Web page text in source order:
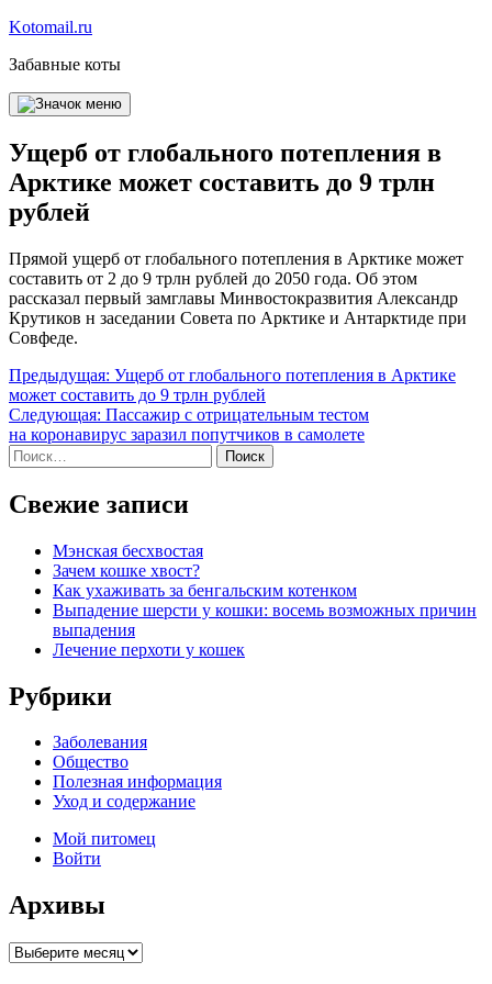
Перейти
содержимому
Kotomail.ru
Забавные коты
Ущерб от глобального потепления в
Арктике может составить до 9 трлн
рублей
Прямой ущерб от глобального потепления в Арктике может
составить от 2 до 9 трлн рублей до 2050 года. Об этом
рассказал первый замглавы Минвостокразвития Александр
Крутиков н заседании Совета по Арктике и Антарктиде при
Совфеде.
Навигация
по
записям
Предыдущая: Ущерб от глобального потепления в Арктике
может составить до 9 трлн рублей
Следующая: Пассажир с отрицательным тестом
на коронавирус заразил попутчиков в самолете
Найти:
Свежие записи
Мэнская бесхвостая
Зачем кошке хвост?
Как ухаживать за бенгальским котенком
Выпадение шерсти у кошки: восемь возможных причин
выпадения
Лечение перхоти у кошек
Рубрики
Заболевания
Общество
Полезная информация
Уход и содержание
Мой питомец
Войти
Архивы
Архивы